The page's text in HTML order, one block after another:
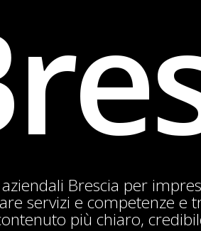
Brescia per
servizi e competenze
più chiaro,